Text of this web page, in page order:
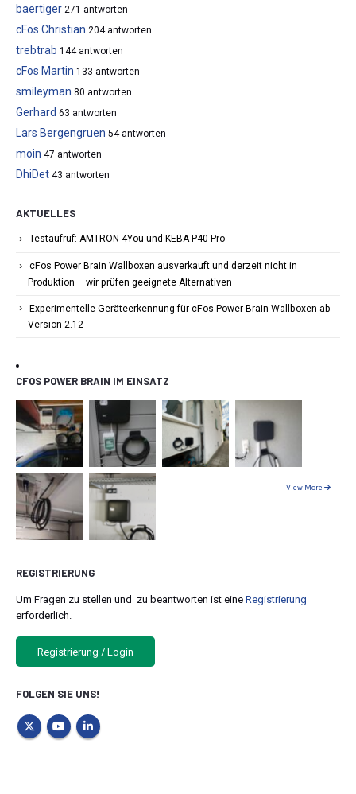
baertiger 271 antworten
cFos Christian 204 antworten
trebtrab 144 antworten
cFos Martin 133 antworten
smileyman 80 antworten
Gerhard 63 antworten
Lars Bergengruen 54 antworten
moin 47 antworten
DhiDet 43 antworten
AKTUELLES
Testaufruf: AMTRON 4You und KEBA P40 Pro
cFos Power Brain Wallboxen ausverkauft und derzeit nicht in
Produktion – wir prüfen geeignete Alternativen
Experimentelle Geräteerkennung für cFos Power Brain Wallboxen ab
Version 2.12
CFOS POWER BRAIN IM EINSATZ
View More
REGISTRIERUNG
Um Fragen zu stellen und zu beantworten ist eine Registrierung
erforderlich.
Registrierung / Login
FOLGEN SIE UNS!